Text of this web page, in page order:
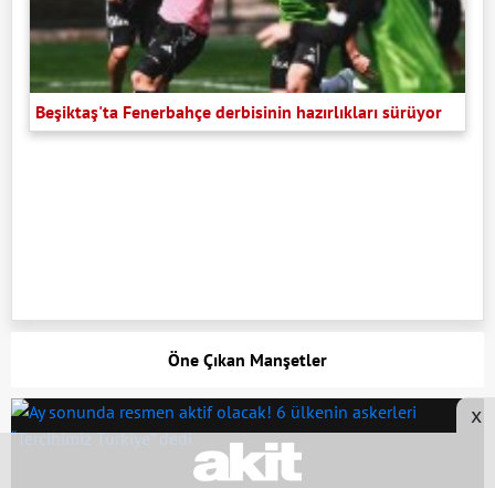
Beşiktaş'ta Fenerbahçe derbisinin hazırlıkları sürüyor
Öne Çıkan Manşetler
x